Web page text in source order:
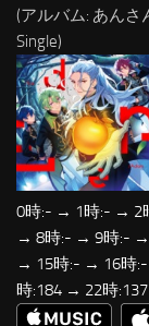
(アルバム: あんさ
Single)
0時:- → 1時:- → 2
→ 8時:- → 9時:-
→ 15時:- → 16時
時:184 → 22時